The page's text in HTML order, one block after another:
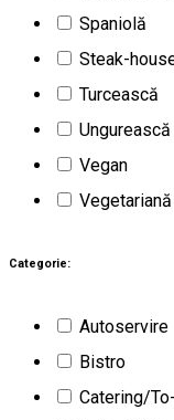
Spaniolă
Steak-
Turcească
Ungurească
Vegan
Vegetariană
Categorie:
Autoservire
Bistro
Catering/